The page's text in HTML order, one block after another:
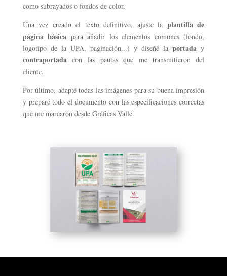
como subrayados o fondos de color.
Una vez creado el texto definitivo, ajuste la plantilla de
página básica para añadir los elementos comunes (fondo,
logotipo de la UPA, paginación...) y diseñé laportada y
contraportada con las pautas que me transmitieron del
cliente.
Por último, adapté todas las imágenes para su buena impresión
y preparé todo el documento con las especificaciones correctas
que me marcaron desde Gráficas Valle.